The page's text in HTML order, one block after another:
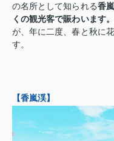
の名所として知られる香
くの観光客で賑わいます
が、年に二度、春と秋に
す。
【香嵐渓】